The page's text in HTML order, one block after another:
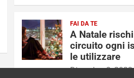
FAI DA TE
A Natale
circuito ogni
le utilizzare
Dicembre 8, 2022